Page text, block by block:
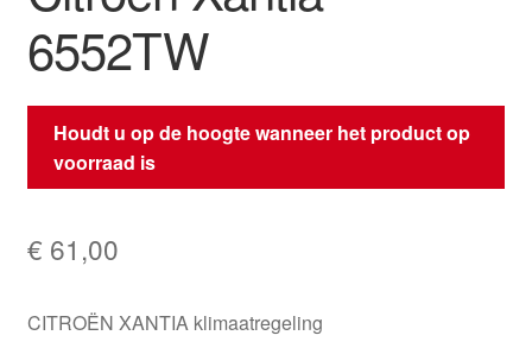
6552TW
Houdt u op de hoogte wanneer het product op
voorraad is
€ 61,00
CITROËN XANTIA klimaatregeling